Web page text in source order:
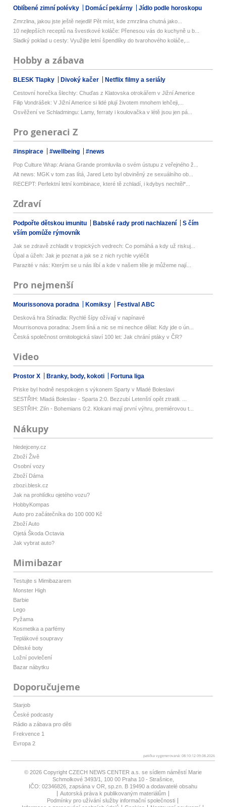
Oblíbené zimní polévky Domácí pekárny Jídlo podle horoskopu
Zmrzlina, jakou jste ještě nejedli! Pět míst, kde zmrzlina chutná jako...
10 nejlepších receptů na švestkové koláče: Přenesou vás do kuchyně u b...
Sladký poklad u cesty: Využijte letní špendlíky do tvarohového koláče,...
Hobby a zábava
BLESK Tlapky Divoký kačer Netflix filmy a seriály
Cestovní horečka šlechty: Chuďas z Klatovska otrokářem v Jižní Americe
Filip Vondrášek: V Jižní Americe si lidé plují životem mnohem lehčeji,...
Osvěžení ve Schladmingu: Lamy, ferraty i koulovačka v létě jsou jen pá...
Pro generaci Z
#inspirace #wellbeing #news
Pop Culture Wrap: Ariana Grande promluvila o svém ústupu z veřejného ž...
Alt news: MGK v tom zas lítá, Jared Leto byl obviněný ze sexuálního ob...
RECEPT: Perfektní letní kombinace, které tě zchladí, i kdybys nechtěl*...
Zdraví
Podpořte dětskou imunitu Babské rady proti nachlazení
S čím
vším pomůže rýmovník
Jak se zdravě zchladit v tropických vedrech: Co pomáhá a kdy už riskuj...
Úpal a úžeh: Jak je poznat a jak se z nich rychle vyléčit
Parazité v nás: Kterým se u nás líbí a kde v našem těle je můžeme nají...
Pro nejmenší
Mourissonova poradna Komiksy Festival ABC
Desková hra Stínadla: Rychlé šípy ožívají v napínavé
Mourrisonova poradna: Jsem líná a nic se mi nechce dělat: Kdy jde o ún...
Česká společnost ornitologická slaví 100 let: Jak chrání ptáky v ČR?
Video
Prostor X Branky, body, kokoti Fortuna liga
Priske byl hodně nespokojen s výkonem Sparty v Mladé Boleslavi
SESTŘIH: Mladá Boleslav - Sparta 2:0. Bezzubí Letenští opět ztratili. ...
SESTŘIH: Zlín - Bohemians 0:2. Klokani mají první výhru, premiérovou t...
Nákupy
hledejceny.cz
Zboží Živě
Osobní vozy
Zboží Dáma
zbozi.blesk.cz
Jak na prohlídku ojetého vozu?
HobbyKompas
Auto pro začátečníka do 100 000 Kč
Zboží Auto
Ojetá Škoda Octavia
Jak vybrat auto?
Mimibazar
Testujte s Mimibazarem
Monster High
Barbie
Lego
Pyžama
Kosmetika a parfémy
Teplákové soupravy
Dětské boty
Ložní povlečení
Bazar nábytku
Doporučujeme
Starjob
České podcasty
Rádio a zábava pro děti
Frekvence 1
Evropa 2
patička vygenerovaná: 08:10:12 09.08.2026
© 2026 Copyright CZECH NEWS CENTER a.s. se sídlem náměstí Marie
Schmolkové 3493/1, 100 00 Praha 10 - Strašnice,
IČO: 02346826, zapsána v OR, sp.zn. B 19490 a dodavatelé obsahu
Autorská práva k publikovaným materiálům
Podmínky pro užívání služby informační společnosti